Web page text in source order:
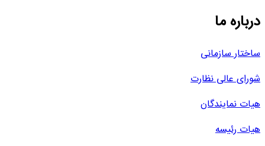
درباره ما
ساختار سازمانی
شورای عالی نظارت
هیات نمایندگان
هیات رئیسه